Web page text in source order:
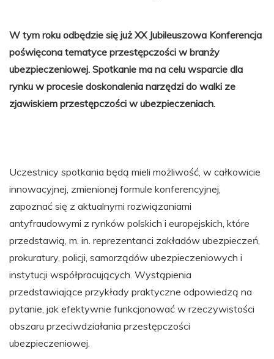
W tym roku odbędzie się już XX Jubileuszowa Konferencja
poświęcona tematyce przestępczości w branży
ubezpieczeniowej. Spotkanie ma na celu wsparcie dla
rynku w procesie doskonalenia narzędzi do walki ze
zjawiskiem przestępczości w ubezpieczeniach.
Uczestnicy spotkania będą mieli możliwość, w całkowicie
innowacyjnej, zmienionej formule konferencyjnej,
zapoznać się z aktualnymi rozwiązaniami
antyfraudowymi z rynków polskich i europejskich, które
przedstawią, m. in. reprezentanci zakładów ubezpieczeń,
prokuratury, policji, samorządów ubezpieczeniowych i
instytucji współpracujących. Wystąpienia
przedstawiające przykłady praktyczne odpowiedzą na
pytanie, jak efektywnie funkcjonować w rzeczywistości
obszaru przeciwdziałania przestępczości
ubezpieczeniowej.